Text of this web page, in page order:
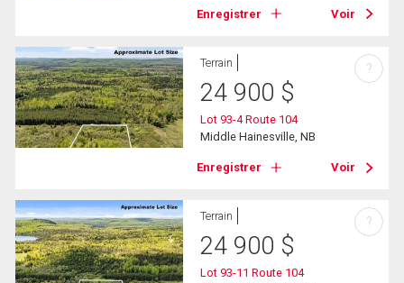
Enregistrer Voir
Terrain
24 900 $
Lot 93-4 Route 104
Middle Hainesville, NB
Enregistrer Voir
?
Terrain
24 900 $
Lot 93-11 Route 104
?